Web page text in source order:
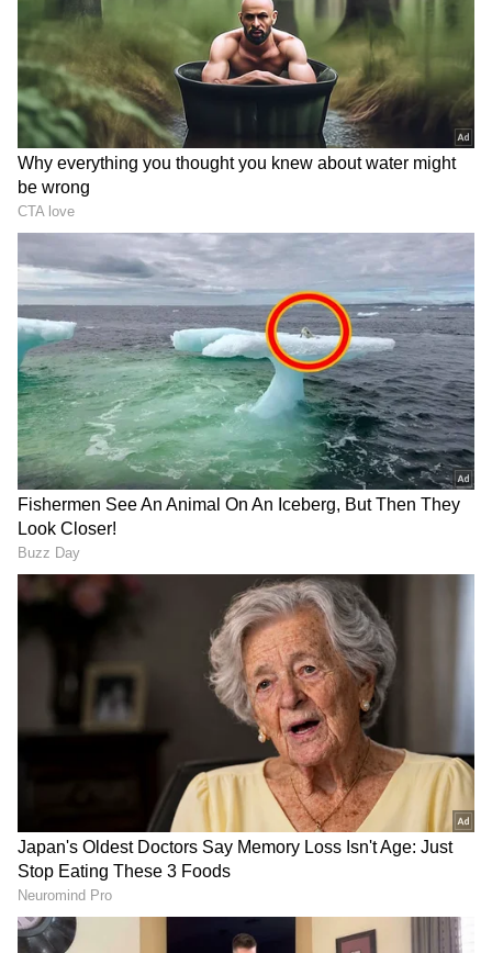
2
Image Credit :Kannada Prabha
ಮೋಡ ಕವಿದ ವಾತಾವರಣ
ಈಗಾಗಲೇ ಬೆಂಗಳೂರಿನ ಬಹುತೇಕ ಪ್ರದೇಶಗಳಲ್ಲಿ ದಟ್ಟ
ಮೋಡ ಕವಿದ ವಾತಾವರಣ ನಿರ್ಮಾಣವಾಗಿದ್ದು, ಯಾವುದೇ
ಕ್ಷಣದಲ್ಲಿ ಮಳೆ ಆರಂಭವಾಗುವ ಸಾಧ್ಯತೆ ಇದೆ.